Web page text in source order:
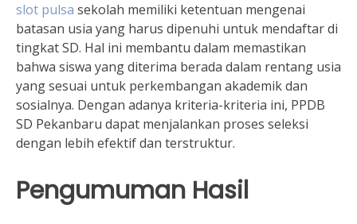
slot pulsa sekolah memiliki ketentuan mengenai
batasan usia yang harus dipenuhi untuk mendaftar di
tingkat SD. Hal ini membantu dalam memastikan
bahwa siswa yang diterima berada dalam rentang usia
yang sesuai untuk perkembangan akademik dan
sosialnya. Dengan adanya kriteria-kriteria ini, PPDB
SD Pekanbaru dapat menjalankan proses seleksi
dengan lebih efektif dan terstruktur.
Pengumuman Hasil